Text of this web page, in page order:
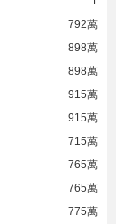
792萬
898萬
898萬
915萬
915萬
715萬
765萬
765萬
775萬